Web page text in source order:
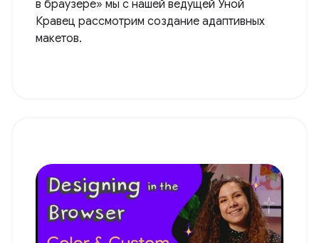
в браузере» мы с нашей ведущей Уной
Кравец рассмотрим создание адаптивных
макетов.